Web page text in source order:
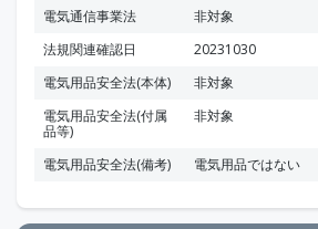
電気通信事業法
非対象
法規関連確認日
20231030
電気用品安全法(本体)
非対象
電気用品安全法(付属
品等)
非対象
電気用品安全法(備考) 電気用品ではない